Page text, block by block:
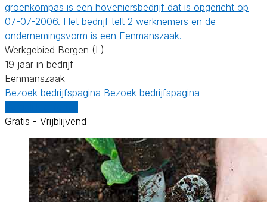
groenkompas is een hoveniersbedrijf dat is opgericht op
07-07-2006. Het bedrijf telt 2 werknemers en de
ondernemingsvorm is een Eenmanszaak.
Werkgebied Bergen (L)
19 jaar in bedrijf
Eenmanszaak
Bezoek bedrijfspagina Bezoek bedrijfspagina
Gratis - Vrijblijvend